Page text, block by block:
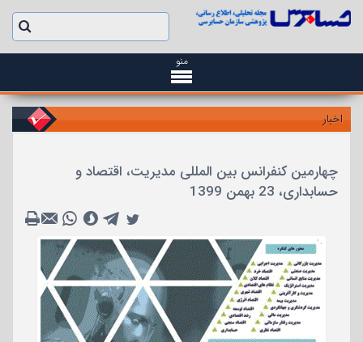
منو
اخبار
چهارمین کنفرانس بین المللی مدیریت، اقتصاد و
حسابداری، 23 بهمن 1399